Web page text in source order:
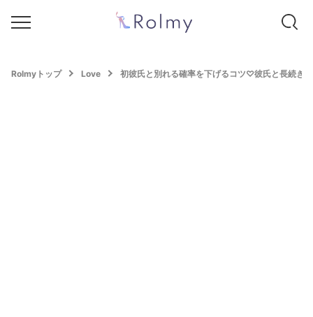
Rolmyトップ Love 初彼氏と別れる確率を下げるコツ♡彼氏と長続き